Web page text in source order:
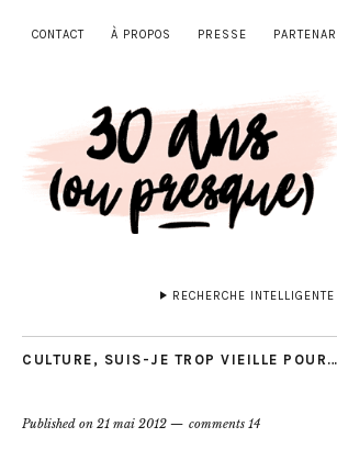
CONTACT À PROPOS PRESSE
RECHERCHE INTELLIGENTE
CULTURE , SUIS-JE TROP VIEILLE
Published on 21 mai 2012 comments 14